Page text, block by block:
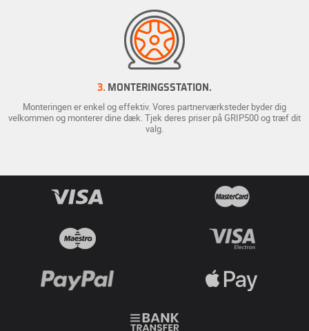
3. MONTERINGSSTATION.
Monteringen er enkel og effektiv. Vores partnerværksteder byder dig
velkommen og monterer dine dæk. Tjek deres priser på GRIP500 og træf dit
valg.